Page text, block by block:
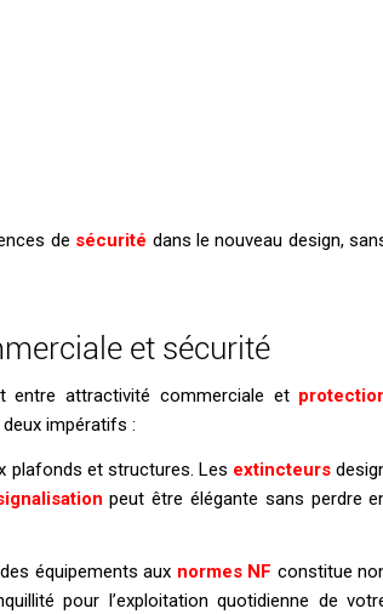
de sécurité dans le nouveau design,
et sécurité
entre attractivité commerciale et
impératifs :
plafonds et structures. Les extincteurs
peut être élégante sans perdre
équipements aux normes NF constitue
pour l’exploitation quotidienne de